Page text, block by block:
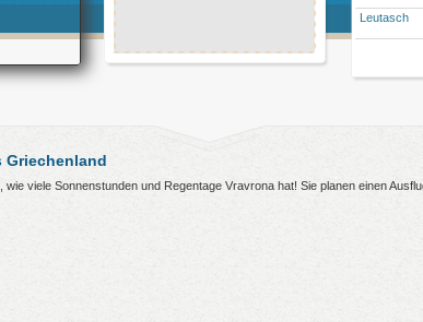
Leutasch
Griechenland
viele Sonnenstunden und Regentage Vravrona hat! Sie planen einen